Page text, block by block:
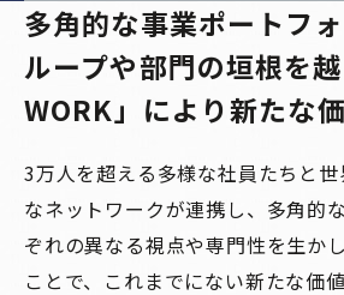
多⾓的な事業ポートフ
ループや部門の垣根を
WORK」により新たな価
3万人を超える多様な社員たちと
なネットワークが連携し、多⾓的
ぞれの異なる視点や専門性を生か
ことで、これまでにない新たな価